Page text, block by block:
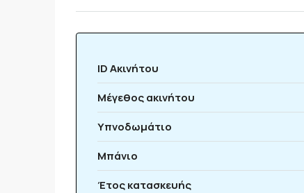
ID Ακινήτου
Μέγεθος ακινήτου
Υπνοδωμάτιο
Μπάνιο
Έτος κατασκευής